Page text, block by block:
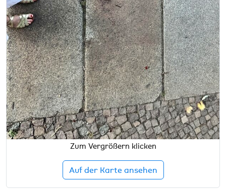
Zum Vergrößern klicken
Auf der Karte ansehen